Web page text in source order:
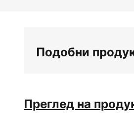
Подобни
Преглед на